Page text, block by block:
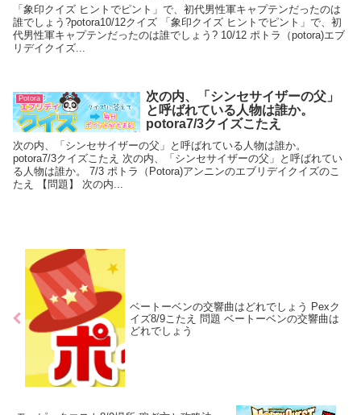
「象印クイズ ヒントでピント」で、初代男性軍キャプテンだったのは
誰でしょう?potora10/12クイズ 「象印クイズ ヒントでピント」で、初
代男性軍キャプテンだったのは誰でしょう? 10/12 ポトラ（potora)エブ
リデイクイズ...
Potora
次の内、「シンセサイザーの父」
と呼ばれている人物は誰か。
potora7/3クイズこたえ
次の内、「シンセサイザーの父」と呼ばれている人物は誰か。
potora7/3クイズこたえ 次の内、「シンセサイザーの父」と呼ばれてい
る人物は誰か。 7/3 ポトラ（Potora)アンニンのエブリデイクイズのこ
たえ 【問題】 次の内...
ベートーベンの交響曲はどれでしょう Pexク
イズ8/9こたえ 問題 ベートーベンの交響曲は
どれでしょう